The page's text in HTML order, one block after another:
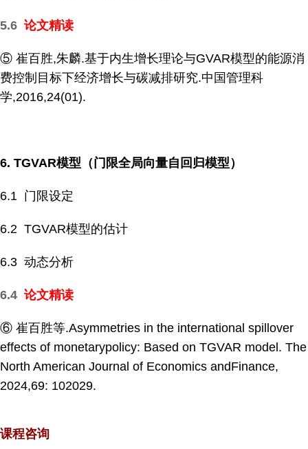
5.6 论文精读
⑤ 崔百胜,朱麟.基于内生增长理论与GVAR模型的能源消
费控制目标下经济增长与碳减排研究.中国管理科
学,2016,24(01).
6. TGVAR模型（门限全局向量自回归模型）
6.1 门限设定
6.2 TGVAR模型的估计
6.3 动态分析
6.4 论文精读
⑥ 崔百胜等.Asymmetries in the international spillover
effects of monetarypolicy: Based on TGVAR model. The
North American Journal of Economics andFinance,
2024,69: 102029.
课程咨询